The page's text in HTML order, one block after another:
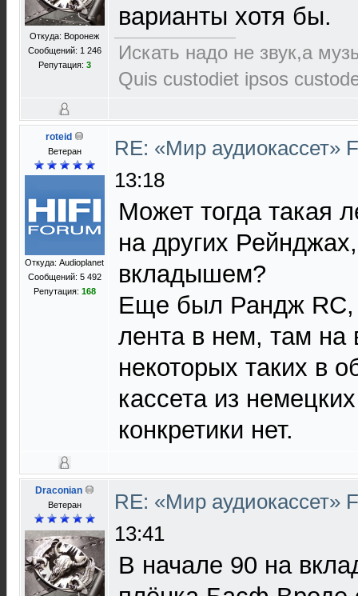
Откуда: Воронеж
Сообщений: 1 246
Репутация: 3
варианты хотя бы.
Искать надо не звук,а
Quis custodiet ipsos
roteid
Ветеран
Откуда: Audioplanet
Сообщений: 5 492
Репутация: 168
RE: «Мир аудиокассет»
13:18
Может тогда такая
на других
вкладышем?
Еще был Рандж RC,
лента в нем, там
некоторых таких в
кассета из
конкретики нет.
Draconian
Ветеран
RE: «Мир аудиокассет»
13:41
В начале 90 на